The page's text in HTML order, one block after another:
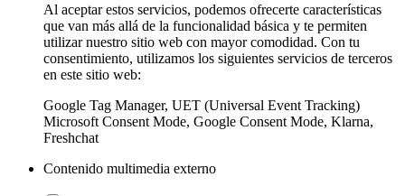
Al aceptar estos servicios, podemos ofrecerte características
que van más allá de la funcionalidad básica y te permiten
utilizar nuestro sitio web con mayor comodidad. Con tu
consentimiento, utilizamos los siguientes servicios de terceros
en este sitio web:
Google Tag Manager, UET (Universal Event Tracking)
Microsoft Consent Mode, Google Consent Mode, Klarna,
Freshchat
Contenido multimedia externo